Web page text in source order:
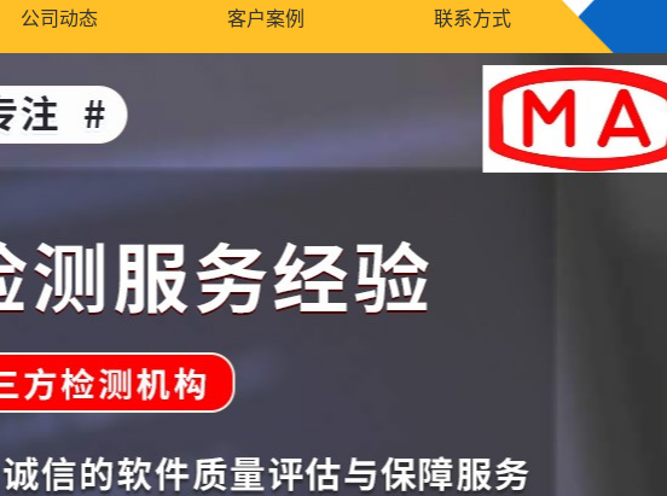
公司动态 客户案例 联系方式